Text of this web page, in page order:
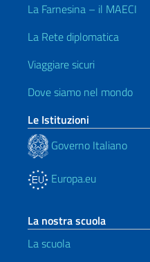
La Farnesina – il MAECI
La Rete diplomatica
Viaggiare sicuri
Dove siamo nel mondo
Le Istituzioni
Governo Italiano
Europa.eu
La nostra scuola
La scuola